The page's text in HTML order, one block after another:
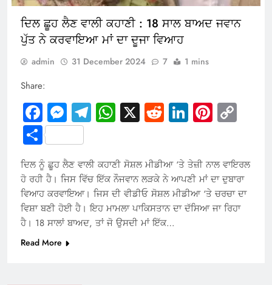
ਦਿਲ ਛੂਹ ਲੈਣ ਵਾਲੀ ਕਹਾਣੀ : 18 ਸਾਲ ਬਾਅਦ ਜਵਾਨ
ਪੁੱਤ ਨੇ ਕਰਵਾਇਆ ਮਾਂ ਦਾ ਦੂਜਾ ਵਿਆਹ
admin 31 December 2024 7 1 mins
Share:
Facebook
Messenger
Telegram
WhatsApp
X RedditLinkedIn
Share
ਦਿਲ ਨੂੰ ਛੂਹ ਲੈਣ ਵਾਲੀ ਕਹਾਣੀ ਸੋਸ਼ਲ ਮੀਡੀਆ ‘ਤੇ ਤੇਜ਼ੀ ਨਾਲ ਵਾਇਰਲ
ਹੋ ਰਹੀ ਹੈ। ਜਿਸ ਵਿੱਚ ਇੱਕ ਨੌਜਵਾਨ ਲੜਕੇ ਨੇ ਆਪਣੀ ਮਾਂ ਦਾ ਦੁਬਾਰਾ
ਵਿਆਹ ਕਰਵਾਇਆ। ਜਿਸ ਦੀ ਵੀਡੀਓ ਸੋਸ਼ਲ ਮੀਡੀਆ ‘ਤੇ ਚਰਚਾ ਦਾ
ਵਿਸ਼ਾ ਬਣੀ ਹੋਈ ਹੈ। ਇਹ ਮਾਮਲਾ ਪਾਕਿਸਤਾਨ ਦਾ ਦੱਸਿਆ ਜਾ ਰਿਹਾ
ਹੈ। 18 ਸਾਲਾਂ ਬਾਅਦ, ਤਾਂ ਜੋ ਉਸਦੀ ਮਾਂ ਇੱਕ…
Read More